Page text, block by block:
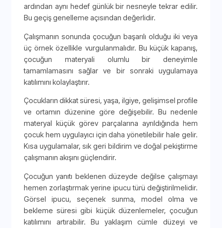
ardından aynı hedef günlük bir nesneyle tekrar edilir.
Bu geçiş genelleme açısından değerlidir.
Çalışmanın sonunda çocuğun başarılı olduğu iki veya
üç örnek özellikle vurgulanmalıdır. Bu küçük kapanış,
çocuğun materyali olumlu bir deneyimle
tamamlamasını sağlar ve bir sonraki uygulamaya
katılımını kolaylaştırır.
Çocukların dikkat süresi, yaşa, ilgiye, gelişimsel profile
ve ortamın düzenine göre değişebilir. Bu nedenle
materyal küçük görev parçalarına ayrıldığında hem
çocuk hem uygulayıcı için daha yönetilebilir hale gelir.
Kısa uygulamalar, sık geri bildirim ve doğal pekiştirme
çalışmanın akışını güçlendirir.
Çocuğun yanıtı beklenen düzeyde değilse çalışmayı
hemen zorlaştırmak yerine ipucu türü değiştirilmelidir.
Görsel ipucu, seçenek sunma, model olma ve
bekleme süresi gibi küçük düzenlemeler, çocuğun
katılımını artırabilir. Bu yaklaşım cümle düzeyi ve